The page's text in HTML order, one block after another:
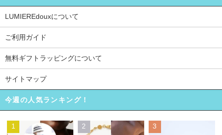
LUMIEREdouxについて
ご利用ガイド
無料ギフトラッピングについて
サイトマップ
今週の人気ランキング！
1 2 3